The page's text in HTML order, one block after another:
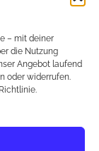
– mit deiner
die Nutzung
Angebot laufend
oder widerrufen.